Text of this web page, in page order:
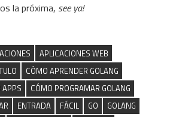
la próxima, see ya!
APLICACIONES WEB
CÓMO APRENDER GOLANG
APPS
CÓMO PROGRAMAR GOLANG
ENTRADA FÁCIL GO
GOLANG